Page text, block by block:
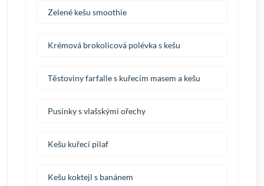
Zelené kešu smoothie
Krémová brokolicová polévka s kešu
Těstoviny farfalle s kuřecím masem a kešu
Pusinky s vlašskými ořechy
Kešu kuřecí pilaf
Kešu koktejl s banánem